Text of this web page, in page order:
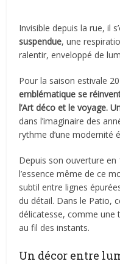
Invisible depuis la rue, il
suspendue, une
ralentir, enveloppé de
Pour la saison estivale
emblématique se
l’Art déco et le voyage.
dans l’imaginaire des
rythme d’une modernité
Depuis son ouverture en
l’essence même de ce
subtil entre lignes
du détail. Dans le Patio,
délicatesse, comme une
au fil des instants.
Un décor entre